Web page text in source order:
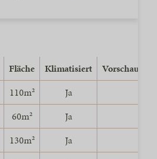
Fläche Klimatisiert
Vorschau
110m²
Ja
60m²
Ja
130m²
Ja